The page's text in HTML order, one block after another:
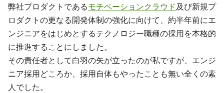
弊社プロダクトであるモチベーションクラウド及び新規プ
ロダクトの更なる開発体制の強化に向けて、約半年前にエ
ンジニアをはじめとするテクノロジー職種の採用を本格的
に推進することにしました。
その責任者として白羽の矢が立ったのが私ですが、エンジ
ニア採用どころか、採用自体もやったことも無い全くの素
人でした。